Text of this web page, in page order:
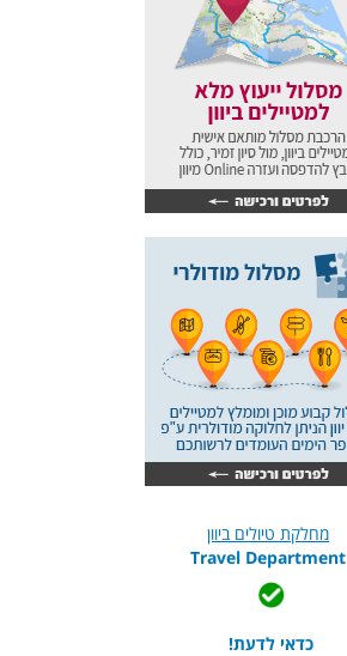
מחלקת טיולים ביוון
Travel Department
כדאי לדעת!